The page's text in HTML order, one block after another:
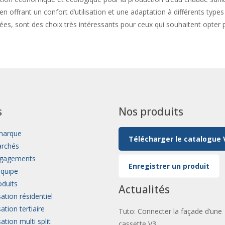
offrant un confort d’utilisation et une adaptation à différents
sont des choix très intéressants pour ceux qui souhaitent
résidentiel
tertiaire
multi split
Nos produits
Télécharger le catalogue
Enregistrer un produit
Actualités
Tuto: Connecter la façade d’une